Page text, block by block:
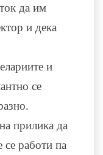
да им
и дека
и
се
прилика да
се работи па